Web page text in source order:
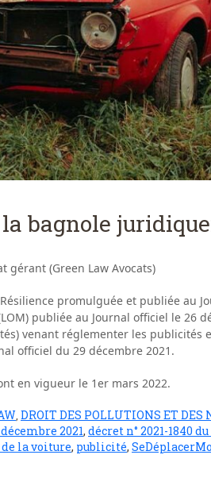
bagnole
gérant (Green Law Avocats)
promulguée et publiée au
publiée au Journal officiel le 26
venant réglementer les publicités
officiel du 29 décembre 2021.
en vigueur le 1er mars 2022.
DROIT DES POLLUTIONS ET DES
2021, décret n° 2021-1840
la voiture, publicité,